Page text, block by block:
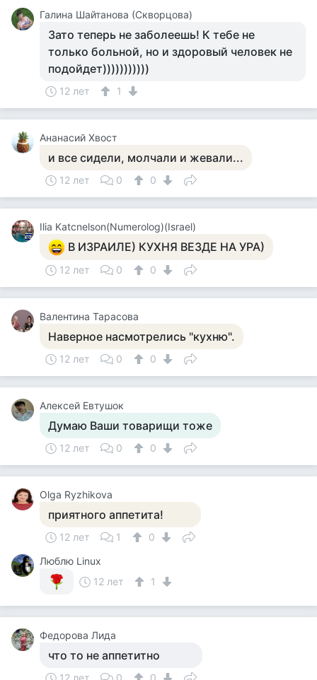
Галина Шайтанова (Скворцова)
Зато теперь не заболеешь! К тебе не
только больной, но и здоровый человек не
подойдет)))))))))))
12 лет 1
Ананасий Хвост
и все сидели, молчали и жевали...
12 лет 0 0
Ilia Katcnelson(Numerolog)(Israel)
В ИЗРАИЛЕ) КУХНЯ ВЕЗДЕ НА УРА)
12 лет 0 0
Валентина Тарасова
Наверное насмотрелись "кухню".
12 лет 0 0
Алексей Евтушок
Думаю Ваши товарищи тоже
12 лет 0 0
Olga Ryzhikova
приятного аппетита!
12 лет 1
0
Люблю Linux
12 лет
1
Федорова Лида
что то не аппетитно
12 лет 0 0